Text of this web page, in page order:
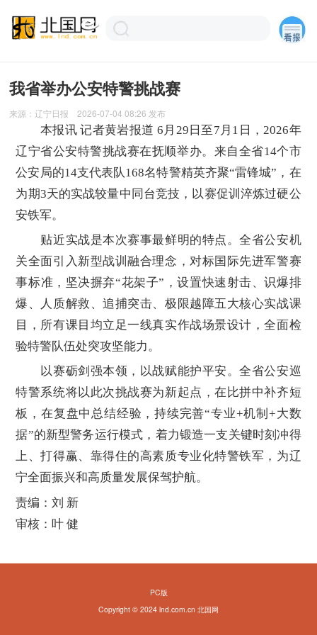
我省举办公安特警挑战赛
来源：辽宁日报 2026-07-04 08:26 发布
本报讯 记者黄岩报道 6月29日至7月1日，2026年
辽宁省公安特警挑战赛在抚顺举办。来自全省14个市
公安局的14支代表队168名特警精英齐聚“雷锋城”，在
为期3天的实战较量中同台竞技，以赛促训淬炼过硬公
安铁军。
贴近实战是本次赛事最鲜明的特点。全省公安机
关全面引入新型战训融合理念，对标国际先进军警赛
事标准，坚决摒弃“花架子”，设置快速射击、识爆排
爆、人质解救、追捕突击、极限越障五大核心实战课
目，所有课目均立足一线真实作战场景设计，全面检
验特警队伍处突攻坚能力。
以赛砺剑强本领，以战赋能护平安。全省公安巡
特警系统将以此次挑战赛为新起点，在比拼中补齐短
板，在复盘中总结经验，持续完善“专业+机制+大数
据”的新型警务运行模式，着力锻造一支关键时刻冲得
上、打得赢、靠得住的高素质专业化特警铁军，为辽
宁全面振兴和高质量发展保驾护航。
责编：刘 新
审核：叶 健
PC版
Copyright © 2024 lnd.com.cn 北国网